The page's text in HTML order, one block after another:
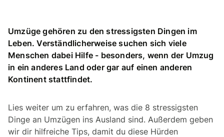
Umzüge gehören zu den stressigsten Dingen im
Leben. Verständlicherweise suchen sich viele
Menschen dabei Hilfe - besonders, wenn der Umzug
in ein anderes Land oder gar auf einen anderen
Kontinent stattfindet.
Lies weiter um zu erfahren, was die 8 stressigsten
Dinge an Umzügen ins Ausland sind. Außerdem geben
wir dir hilfreiche Tips, damit du diese Hürden